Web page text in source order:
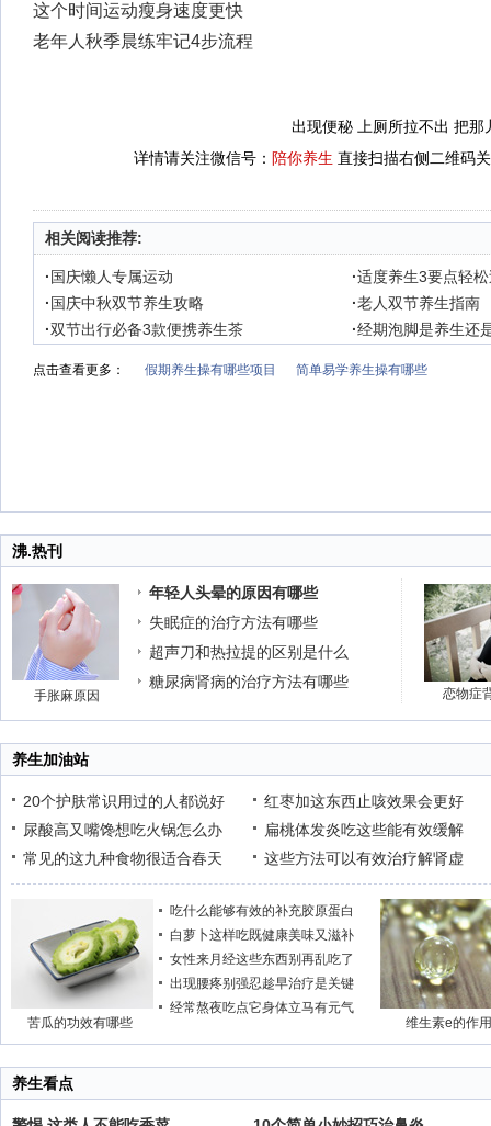
这个时间运动瘦身速度更快
老年人秋季晨练牢记4步流程
出现便秘 上厕所拉不出 把那
详情请关注微信号： 陪你养生 直接扫描右侧二维码
相关阅读推荐:
· 国庆懒人专属运动 ·适度养生3要点轻
· 国庆中秋双节养生攻略 ·老人双节养生指南
·双节出行必备3款便携养生茶 ·经期泡脚是养生还
点击查看更多： 假期养生操有哪些项目 简单易学养生操有哪些
沸.热刊
手胀麻原因
年轻人头晕的原因有哪些
失眠症的治疗方法有哪些
超声刀和热拉提的区别是什么
糖尿病肾病的治疗方法有哪些
恋物症
养生加油站
20个护肤常识用过的人都说好
尿酸高又嘴馋想吃火锅怎么办
常见的这九种食物很适合春天
红枣加这东西止咳效果会更好
扁桃体发炎吃这些能有效缓解
这些方法可以有效治疗解肾虚
苦瓜的功效有哪些
吃什么能够有效的补充胶原蛋白
白萝卜这样吃既健康美味又滋补
女性来月经这些东西别再乱吃了
出现腰疼别强忍趁早治疗是关键
经常熬夜吃点它身体立马有元气
维生素e的作用
养生看点